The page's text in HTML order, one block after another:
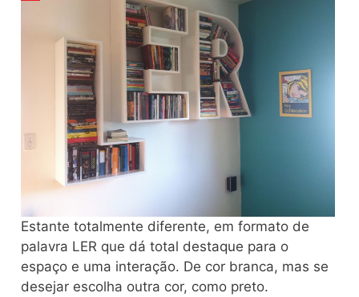
Estante totalmente diferente, em formato de
palavra LER que dá total destaque para o
espaço e uma interação. De cor branca, mas se
desejar escolha outra cor, como preto.